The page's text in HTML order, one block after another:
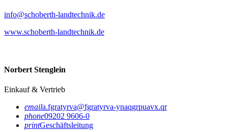
info@schoberth-landtechnik.de
www.schoberth-landtechnik.de
Norbert Stenglein
Einkauf & Vertrieb
emaila.fgratyrva@fgratyrva-ynaqgrpuavx.qr
phone09202 9606-0
printGeschäftsleitung